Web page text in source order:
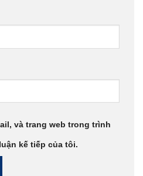
và trang web trong trình
kế tiếp của tôi.